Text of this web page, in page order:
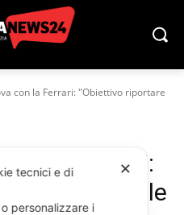
con la Ferrari: "Obiettivo riportare
la Ferrari:
il Mondiale
✕
tecnici e di
personalizzare i